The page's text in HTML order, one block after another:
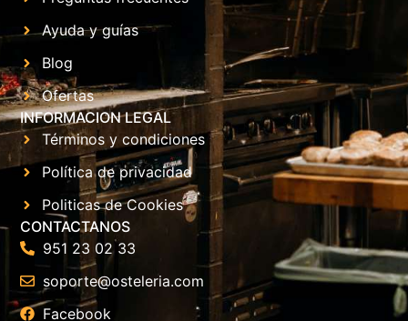
Ayuda y guías
Blog
Ofertas
INFORMACION LEGAL
Términos y condiciones
Política de privacidad
Politicas de Cookies
CONTACTANOS
951 23 02 33
soporte@osteleria.com
Facebook